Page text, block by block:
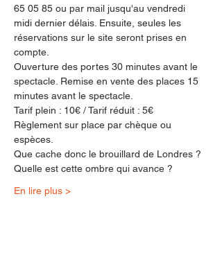
65 05 85 ou par mail jusqu'au vendredi
midi dernier délais. Ensuite, seules les
réservations sur le site seront prises en
compte.
Ouverture des portes 30 minutes avant le
spectacle. Remise en vente des places 15
minutes avant le spectacle.
Tarif plein : 10€ / Tarif réduit : 5€
Règlement sur place par chèque ou
espèces.
Que cache donc le brouillard de Londres ?
Quelle est cette ombre qui avance ?
En lire plus >